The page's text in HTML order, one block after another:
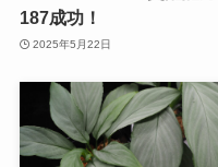
187成功！
2025年5月22日